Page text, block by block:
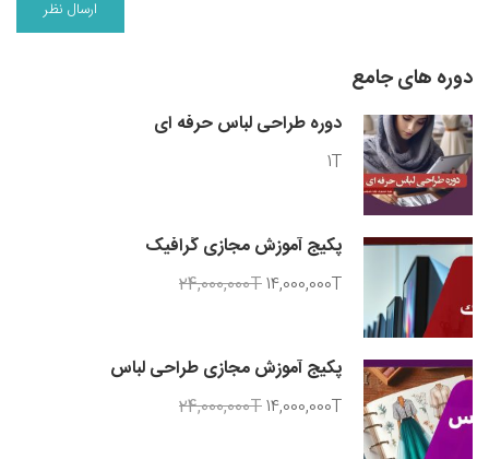
دوره های جامع
دوره طراحی لباس حرفه ای
1T
پکیج آموزش مجازی گرافیک
24,000,000T14,000,000T
پکیج آموزش مجازی طراحی لباس
24,000,000T14,000,000T